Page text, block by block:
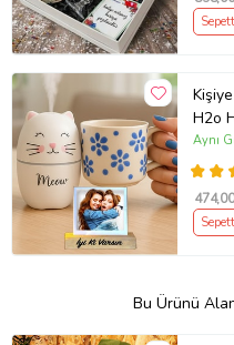
H2o
Aynı
474
Bu Ürünü